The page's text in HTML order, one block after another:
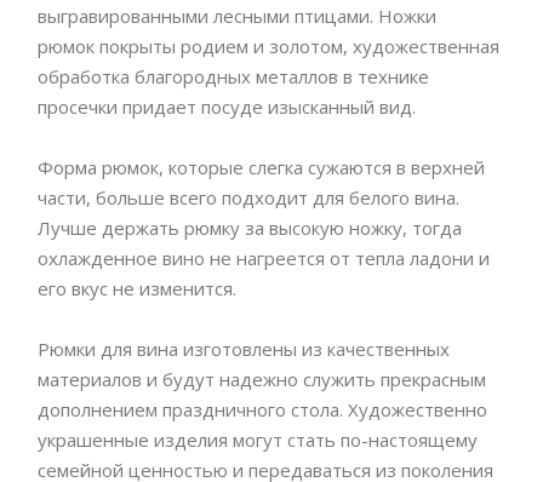
выгравированными лесными птицами. Ножки
рюмок покрыты родием и золотом, художественная
обработка благородных металлов в технике
просечки придает посуде изысканный вид.
Форма рюмок, которые слегка сужаются в верхней
части, больше всего подходит для белого вина.
Лучше держать рюмку за высокую ножку, тогда
охлажденное вино не нагреется от тепла ладони и
его вкус не изменится.
Рюмки для вина изготовлены из качественных
материалов и будут надежно служить прекрасным
дополнением праздничного стола. Художественно
украшенные изделия могут стать по-настоящему
семейной ценностью и передаваться из поколения